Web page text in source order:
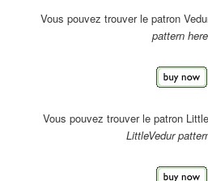
Vous pouvez trouver le patron
pattern
Vous pouvez trouver le patron
LittleVedur